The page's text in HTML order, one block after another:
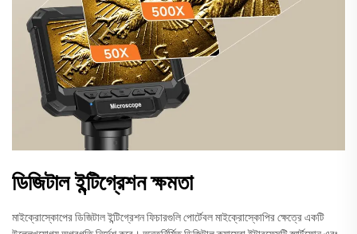
ডিজিটাল ইন্টিগ্রেশন ক্ষমতা
মাইক্রোস্কোপের ডিজিটাল ইন্টিগ্রেশন ফিচারগুলি পোর্টেবল মাইক্রোস্কোপির ক্ষেত্রে একটি